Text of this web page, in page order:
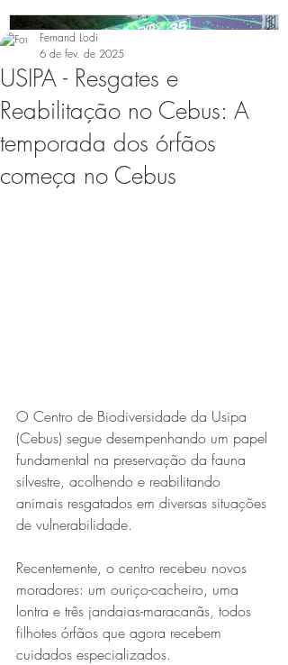
Expo Usipa começa nesta
Exposição “O Silêncio das
Coisas” da artista visual Luiza
Drumond
USIPA - Resgates e
Reabilitação no Cebus: A
temporada dos órfãos
começa no Cebus
Fernand Lodi
6 de fev. de 2025
O Centro de Biodiversidade da Usipa
(Cebus) segue desempenhando um papel
fundamental na preservação da fauna
silvestre, acolhendo e reabilitando
animais resgatados em diversas situações
de vulnerabilidade.
Recentemente, o centro recebeu novos
moradores: um ouriço-cacheiro, uma
lontra e três jandaias-maracanãs, todos
filhotes órfãos que agora recebem
cuidados especializados.